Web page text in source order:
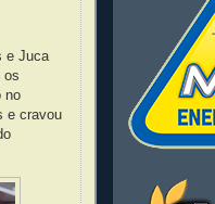
e Juca
os
no
e cravou